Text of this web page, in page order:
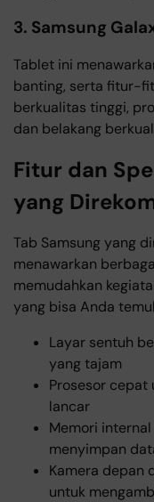
3. Samsung
Tablet ini
banting, serta fitur-
berkualitas tinggi,
dan belakang
Fitur dan
yang
Tab Samsung yang
menawarkan
memudahkan
yang bisa Anda
Layar sentuh
yang tajam
Prosesor cepat
lancar
Memori
menyimpan
Kamera depan
untuk